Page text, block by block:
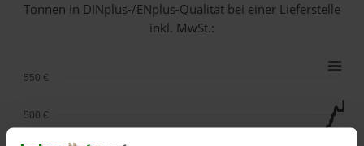
Tonnen in DINplus-/ENplus-Qualität bei einer Lieferstelle
inkl. MwSt.:
500 €
550 €